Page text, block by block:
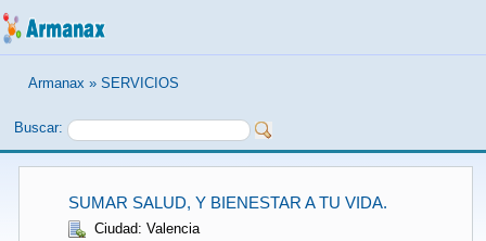
Armanax » SERVICIOS
Buscar:
SUMAR SALUD, Y BIENESTAR A TU VIDA.
Ciudad: Valencia